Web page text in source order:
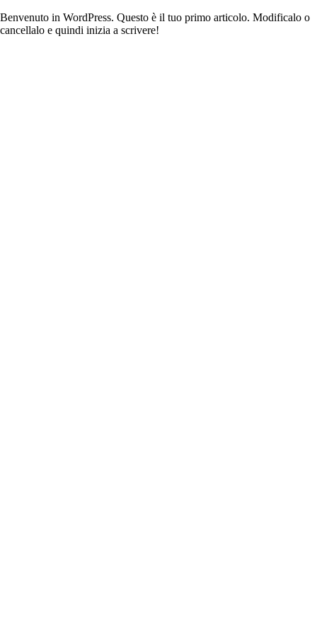
Benvenuto in WordPress. Questo è il tuo primo articolo. Modificalo o
cancellalo e quindi inizia a scrivere!